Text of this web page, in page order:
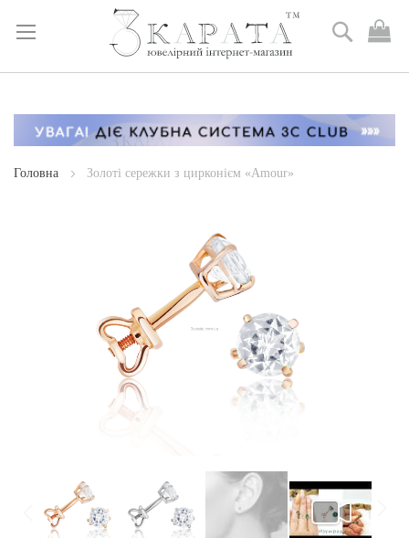
Skip
Content
Пошук
Головна Золоті сережки з цирконієм «Amour»